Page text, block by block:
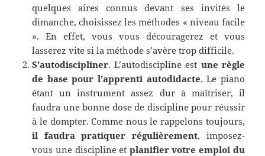
quelques aires connus devant ses invités le
dimanche, choisissez les méthodes « niveau facile
». En effet, vous vous découragerez et vous
lasserez vite si la méthode s’avère trop difficile.
S’autodiscipliner. L’autodiscipline est une règle
de base pour l’apprenti autodidacte. Le piano
étant un instrument assez dur à maîtriser, il
faudra une bonne dose de discipline pour réussir
à le dompter. Comme nous le rappelons toujours,
il faudra pratiquer régulièrement, imposez-
vous une discipline et planifier votre emploi du